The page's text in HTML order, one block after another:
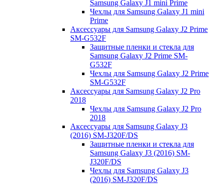
Samsung Galaxy J1 mini Prime
Чехлы для Samsung Galaxy J1 mini
Prime
Аксессуары для Samsung Galaxy J2 Prime
SM-G532F
Защитные пленки и стекла для
Samsung Galaxy J2 Prime SM-
G532F
Чехлы для Samsung Galaxy J2 Prime
SM-G532F
Аксессуары для Samsung Galaxy J2 Pro
2018
Чехлы для Samsung Galaxy J2 Pro
2018
Аксессуары для Samsung Galaxy J3
(2016) SM-J320F/DS
Защитные пленки и стекла для
Samsung Galaxy J3 (2016) SM-
J320F/DS
Чехлы для Samsung Galaxy J3
(2016) SM-J320F/DS